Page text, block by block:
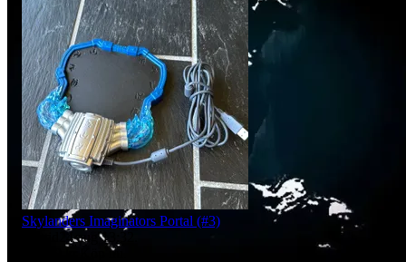
Skylanders Imaginators Portal (#3)
24 aug 13:32
Köp nu